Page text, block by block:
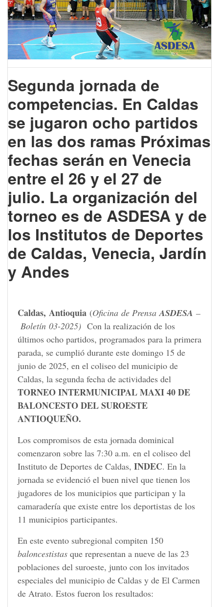
Segunda jornada de
competencias. En Caldas
se jugaron ocho partidos
en las dos ramas Próximas
fechas serán en Venecia
entre el 26 y el 27 de
julio. La organización del
torneo es de ASDESA y de
los Institutos de Deportes
de Caldas, Venecia, Jardín
y Andes
Caldas, Antioquia (Oficina de PrensaASDESA –
Boletín 03-2025) Con la realización de los
últimos ocho partidos, programados para la primera
parada, se cumplió durante este domingo 15 de
junio de 2025, en el coliseo del municipio de
Caldas, la segunda fecha de actividades del
TORNEO INTERMUNICIPAL MAXI 40 DE
BALONCESTO DEL SUROESTE
ANTIOQUEÑO.
Los compromisos de esta jornada dominical
comenzaron sobre las 7:30 a.m. en el coliseo del
Instituto de Deportes de Caldas, INDEC. En la
jornada se evidenció el buen nivel que tienen los
jugadores de los municipios que participan y la
camaradería que existe entre los deportistas de los
11 municipios participantes.
En este evento subregional compiten 150
baloncestistas que representan a nueve de las 23
poblaciones del suroeste, junto con los invitados
especiales del municipio de Caldas y de El Carmen
de Atrato. Estos fueron los resultados: